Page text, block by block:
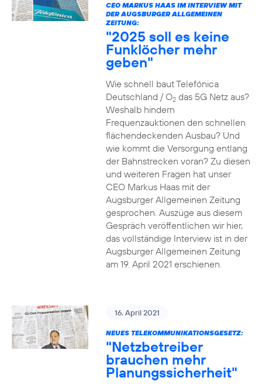
CEO MARKUS HAAS IM INTERVIEW MIT
DER AUGSBURGER ALLGEMEINEN
ZEITUNG:
"2025 soll es keine
Funklöcher mehr
geben"
Wie schnell baut Telefónica
Deutschland / O2das 5G Netz aus?
Weshalb hindern
Frequenzauktionen den schnellen
flächendeckenden Ausbau? Und
wie kommt die Versorgung entlang
der Bahnstrecken voran? Zu diesen
und weiteren Fragen hat unser
CEO Markus Haas mit der
Augsburger Allgemeinen Zeitung
gesprochen. Auszüge aus diesem
Gespräch veröffentlichen wir hier,
das vollständige Interview ist in der
Augsburger Allgemeinen Zeitung
am 19. April 2021 erschienen.
16. April 2021
NEUES TELEKOMMUNIKATIONSGESETZ:
"Netzbetreiber
brauchen mehr
Planungssicherheit"